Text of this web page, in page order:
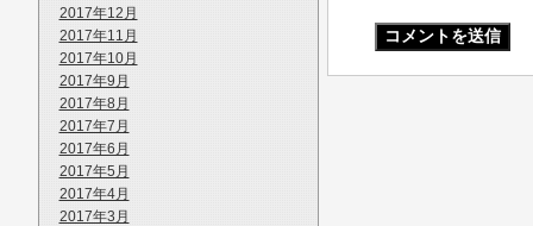
2017年12月
2017年11月
2017年10月
2017年9月
2017年8月
2017年7月
2017年6月
2017年5月
2017年4月
2017年3月